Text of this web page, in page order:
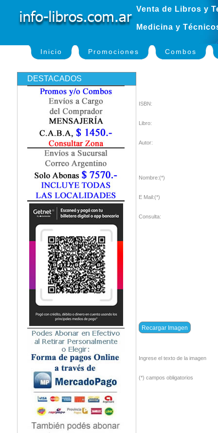
Venta de Libros y
Medicina y
Inicio Promociones Combos
DESTACADOS
ISBN:
Libro:
Autor:
Nombre:(*)
E Mail:(*)
Consulta:
Ingrese el texto de la imagen
(*) campos obligatorios